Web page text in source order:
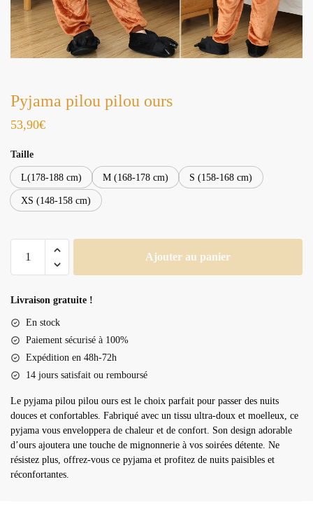
Pyjama pilou pilou ours
53,90€
Taille
L(178-188 cm) M (168-178 cm) S (158-168 cm)
XS (148-158 cm)
pilou
ours
Ajouter au panier
Livraison gratuite !
En stock
Paiement sécurisé à 100%
Expédition en 48h-72h
14 jours satisfait ou remboursé
Le pyjama pilou pilou ours est le choix parfait pour passer des nuits
douces et confortables. Fabriqué avec un tissu ultra-doux et moelleux, ce
pyjama vous enveloppera de chaleur et de confort. Son design adorable
d’ours ajoutera une touche de mignonnerie à vos soirées détente. Ne
résistez plus, offrez-vous ce pyjama et profitez de nuits paisibles et
réconfortantes.